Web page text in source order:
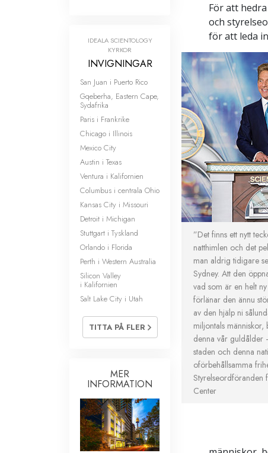
För att
och
för att leda
”Det finns ett nytt
natthimlen och det
man aldrig tidigare
Sydney. Att den
vad som är en helt
förlänar den ännu
av den hjälp ni
miljontals
denna vår guldålder
staden och denna
oförbehållsamma
Styrelseordföranden
Center
IDEALA SCIENTOLOGY
KYRKOR
INVIGNINGAR
San Juan i Puerto Rico
Gqeberha, Eastern Cape,
Sydafrika
Paris i Frankrike
Chicago i Illinois
Mexico City
Austin i Texas
Ventura i Kalifornien
Columbus i centrala Ohio
Kansas City i Missouri
Detroit i Michigan
Stuttgart i Tyskland
Orlando i Florida
Perth i Western Australia
Silicon Valley
i Kalifornien
Salt Lake City i Utah
TITTA PÅ FLER
MER
INFORMATION